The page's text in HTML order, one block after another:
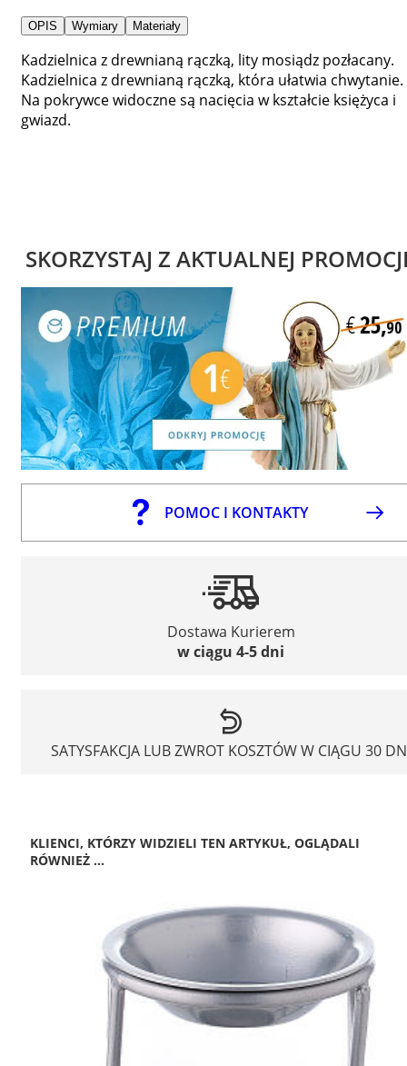
OPIS Wymiary Materiały
Kadzielnica z drewnianą rączką, lity mosiądz pozłacany.
Kadzielnica z drewnianą rączką, która ułatwia chwytanie.
Na pokrywce widoczne są nacięcia w kształcie księżyca i
gwiazd.
SKORZYSTAJ Z AKTUALNEJ
POMOC I KONTAKTY
Dostawa Kurierem
w ciągu 4-5 dni
SATYSFAKCJA LUB ZWROT KOSZTÓW W CIĄGU 30
KLIENCI, KTÓRZY WIDZIELI TEN ARTYKUŁ, OGLĄDALI
RÓWNIEŻ ...